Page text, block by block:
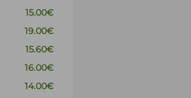
15.00€
19.00€
15.60€
16.00€
14.00€